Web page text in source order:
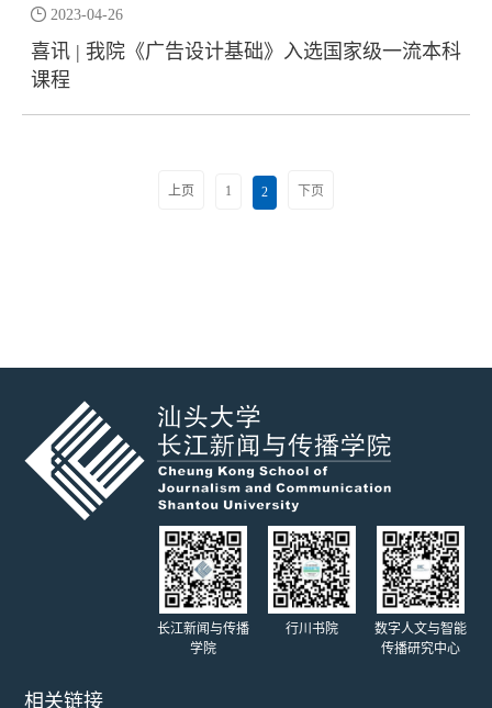
 2023-04-26
喜讯 | 我院《广告设计基础》入选国家级一流本科
课程
上页 1 2 下页
长江新闻与传播
学院
行川书院
数字人文与智能
传播研究中心
相关链接